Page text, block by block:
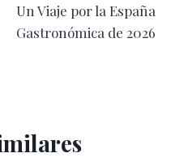
Un Viaje por la España
Gastronómica de 2026